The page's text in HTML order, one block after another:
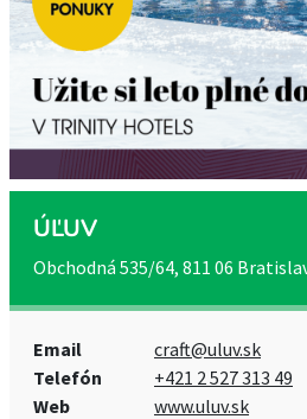
ÚĽUV
Obchodná 535/64, 811 06
Email
craft@uluv.sk
Telefón
+421 2 527 313 49
Web
www.uluv.sk